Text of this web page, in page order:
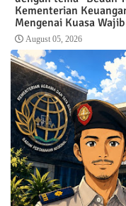
Kementerian
Mengenai Kuasa
August 05, 2026